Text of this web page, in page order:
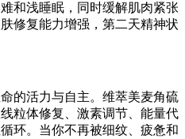
和浅睡眠，同时缓解肌肉紧张
修复能力增强，第二天精神状
的活力与自主。维萃美麦角硫
粒体修复、激素调节、能量代
环。当你不再被细纹、疲惫和